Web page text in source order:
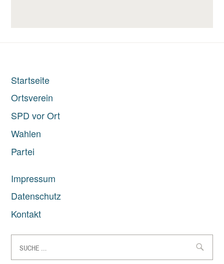
Startseite
Ortsverein
SPD vor Ort
Wahlen
Partei
Impressum
Datenschutz
Kontakt
nach: